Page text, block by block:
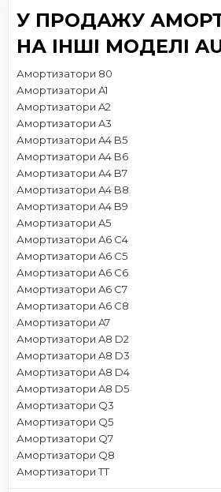
У ПРОДАЖУ
НА ІНШІ МОДЕЛІ
Амортизатори 80
Амортизатори A1
Амортизатори A2
Амортизатори A3
Амортизатори A4 B5
Амортизатори A4 B6
Амортизатори A4 B7
Амортизатори A4 B8
Амортизатори A4 B9
Амортизатори A5
Амортизатори A6 C4
Амортизатори A6 C5
Амортизатори A6 C6
Амортизатори A6 C7
Амортизатори A6 C8
Амортизатори A7
Амортизатори A8 D2
Амортизатори A8 D3
Амортизатори A8 D4
Амортизатори A8 D5
Амортизатори Q3
Амортизатори Q5
Амортизатори Q7
Амортизатори Q8
Амортизатори TT